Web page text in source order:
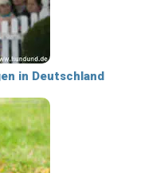
in Deutschland